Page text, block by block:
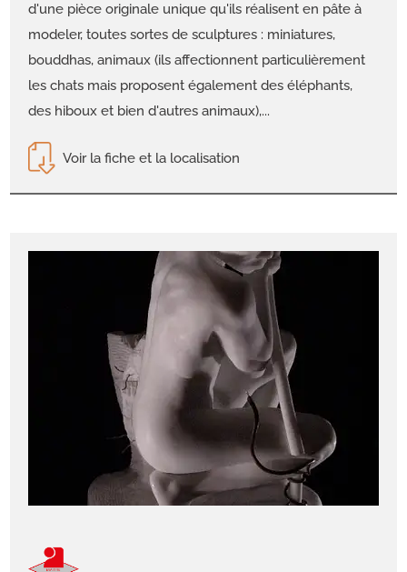
d'une pièce originale unique qu'ils réalisent en pâte à
modeler, toutes sortes de sculptures : miniatures,
bouddhas, animaux (ils affectionnent particulièrement
les chats mais proposent également des éléphants,
des hiboux et bien d'autres animaux),...
Voir la fiche et la localisation